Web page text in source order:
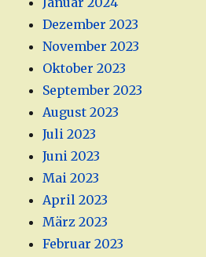
Dezember 2023
November 2023
Oktober 2023
September 2023
August 2023
Juli 2023
Juni 2023
Mai 2023
April 2023
März 2023
Februar 2023